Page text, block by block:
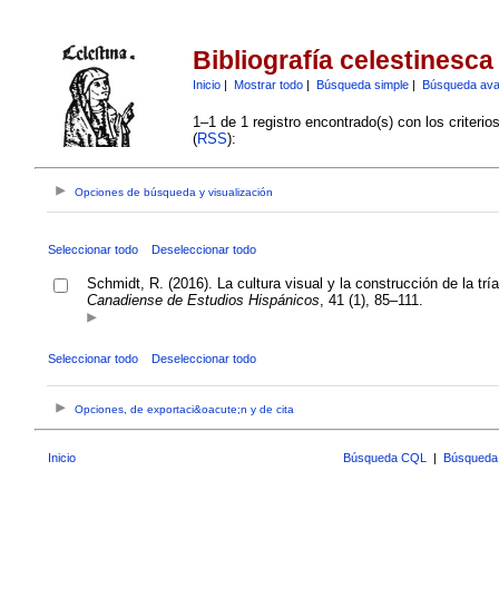
Bibliografía celestinesca
Inicio| Mostrar todo| Búsqueda simple| Búsqueda
1–1 de 1 registro encontrado(s) con los
(RSS):
Opciones de búsqueda y visualización
Seleccionar todo Deseleccionar todo
Schmidt, R. (2016). La cultura visual y la construcción de la
Canadiense de Estudios Hispánicos , 41 (1), 85–111.
Seleccionar todo Deseleccionar todo
Opciones, de exportaci&oacute;n y de cita
Inicio Búsqueda CQL |